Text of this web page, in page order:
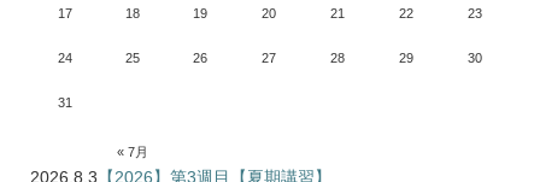
« 7月
17 18 19 20 21 22 23
24 25 26 27 28 29 30
31
2026.8.3 【2026】第3週目【夏期講習】